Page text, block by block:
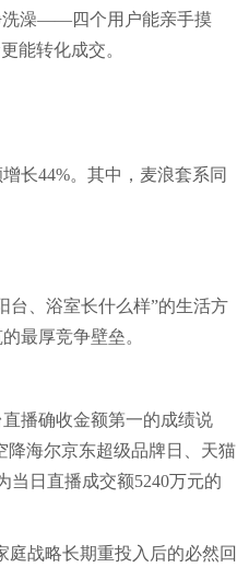
洗澡——四个用户能亲手摸
能转化成交。
长44%。其中，麦浪套系同
台、浴室长什么样”的生活方
最厚竞争壁垒。
播确收金额第一的成绩说
降海尔京东超级品牌日、天猫
当日直播成交额5240万元的
庭战略长期重投入后的必然回